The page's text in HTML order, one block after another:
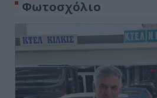
Φωτοσχόλιο